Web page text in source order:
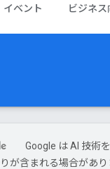
イベント ビジネス
Google は AI 技術
が含まれる場合があり